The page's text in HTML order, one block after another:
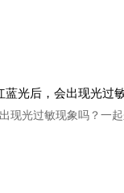
蓝光后，会出现光过
现光过敏现象吗？一